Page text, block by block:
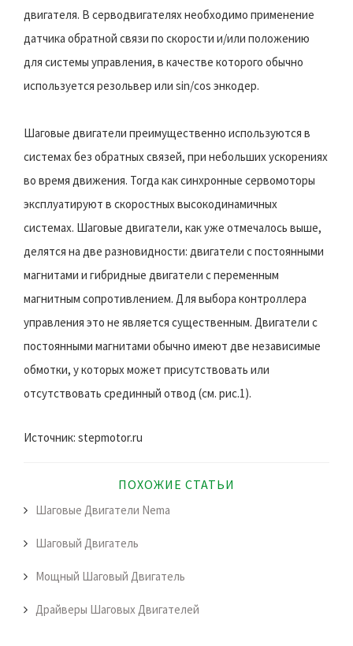
двигателя. В серводвигателях необходимо применение
датчика обратной связи по скорости и/или положению
для системы управления, в качестве которого обычно
используется резольвер или sin/cos энкодер.
Шаговые двигатели преимущественно используются в
системах без обратных связей, при небольших ускорениях
во время движения. Тогда как синхронные сервомоторы
эксплуатируют в скоростных высокодинамичных
системах. Шаговые двигатели, как уже отмечалось выше,
делятся на две разновидности: двигатели с постоянными
магнитами и гибридные двигатели с переменным
магнитным сопротивлением. Для выбора контроллера
управления это не является существенным. Двигатели с
постоянными магнитами обычно имеют две независимые
обмотки, у которых может присутствовать или
отсутствовать срединный отвод (см. рис.1).
Источник: stepmotor.ru
ПОХОЖИЕ СТАТЬИ
Шаговые Двигатели Nema
Шаговый Двигатель
Мощный Шаговый Двигатель
Драйверы Шаговых Двигателей